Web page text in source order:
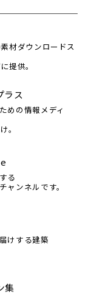
材ダウンロードス
提供。
ラス
めの情報メディ
。
る
ャンネルです。
けする建築
集